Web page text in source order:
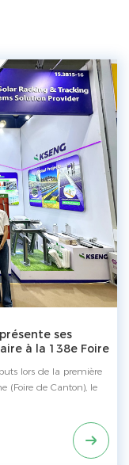
ses
à la 138e Foire
lors de la première
(Foire de Canton), le
de l'exposition, le stand